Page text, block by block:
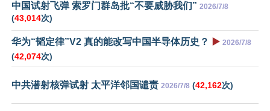
中国试射飞弹 索罗门群岛批“不要威胁我们” 2026/7/8
(43,014次)
华为“韬定律”V2 真的能改写中国半导体历史？ ▶️ 2026/7/8
(42,074次)
中共潜射核弹试射 太平洋邻国谴责 2026/7/8 (42,162次)